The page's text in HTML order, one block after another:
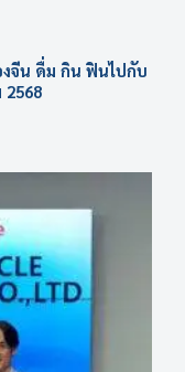
งจีน ดื่ม กิน ฟินไปกับ